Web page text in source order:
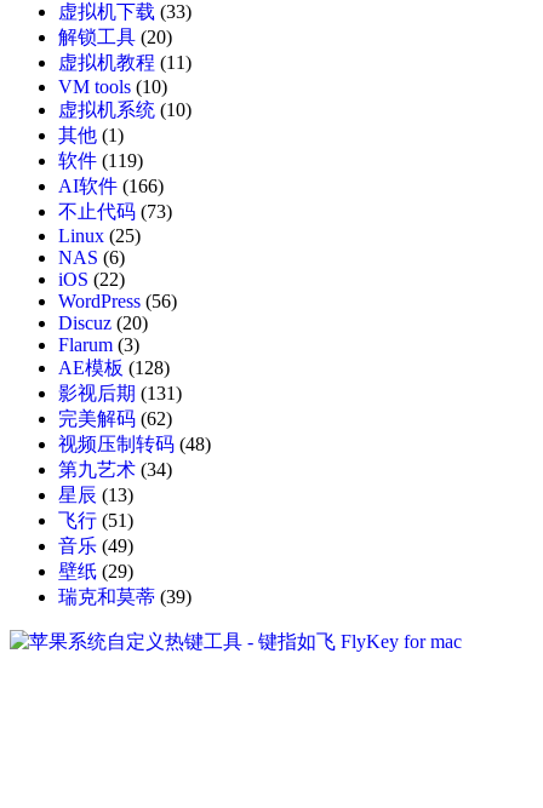
虚拟机下载 (33)
解锁工具 (20)
虚拟机教程 (11)
VM tools (10)
虚拟机系统 (10)
其他 (1)
软件 (119)
AI软件 (166)
不止代码 (73)
Linux (25)
NAS (6)
iOS (22)
WordPress (56)
Discuz (20)
Flarum (3)
AE模板 (128)
影视后期 (131)
完美解码 (62)
视频压制转码 (48)
第九艺术 (34)
星辰 (13)
飞行 (51)
音乐 (49)
壁纸 (29)
瑞克和莫蒂 (39)